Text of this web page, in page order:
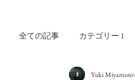
全ての記事 カテゴリー 1
Yuki Miyamoto